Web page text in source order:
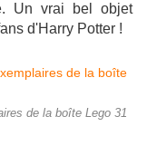
Un vrai bel objet
d'Harry Potter !
de la boîte Lego 31